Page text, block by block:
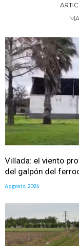
Villada: el viento
del galpón del
6 agosto, 2026